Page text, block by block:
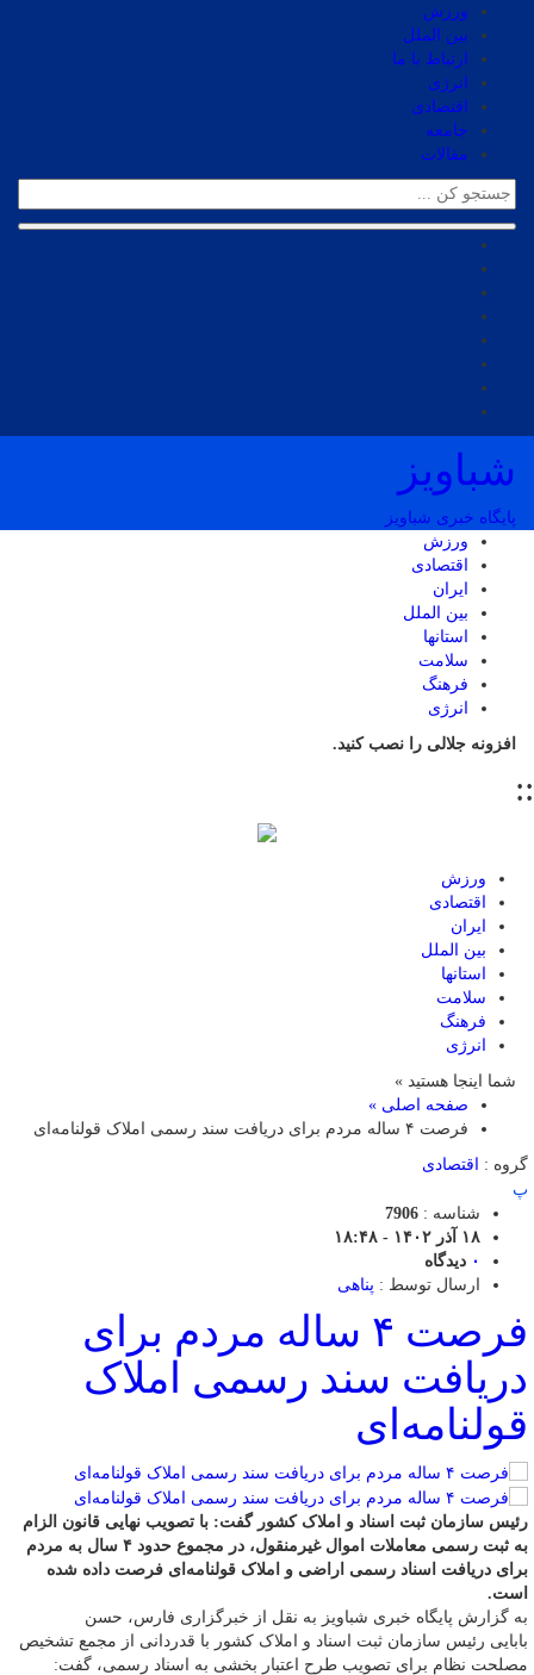
ورزش
بین الملل
ارتباط با ما
انرژی
اقتصادی
جامعه
مقالات
شباویز
پایگاه خبری شباویز
ورزش
اقتصادی
ایران
بین الملل
استانها
سلامت
فرهنگ
انرژی
افزونه جلالی را نصب کنید.
::
ورزش
اقتصادی
ایران
بین الملل
استانها
سلامت
فرهنگ
انرژی
شما اینجا هستید »
صفحه اصلی »
فرصت ۴ ساله مردم برای دریافت سند رسمی املاک قولنامه‌ای
گروه :
اقتصادی
پ
شناسه : 7906
۱۸ آذر ۱۴۰۲ - ۱۸:۴۸
۰ دیدگاه
ارسال توسط : پناهی
فرصت ۴ ساله مردم برای
دریافت سند رسمی املاک
قولنامه‌ای
رئیس سازمان ثبت اسناد و املاک کشور گفت: با تصویب نهایی قانون الزام
به ثبت رسمی معاملات اموال غیرمنقول، در مجموع حدود ۴ سال به مردم
برای دریافت اسناد رسمی اراضی و املاک قولنامه‌ای فرصت داده شده
است.
به گزارش پایگاه خبری شباویز به نقل از خبرگزاری فارس، حسن
بابایی رئیس سازمان ثبت اسناد و املاک کشور با قدردانی از مجمع تشخیص
مصلحت نظام برای تصویب طرح اعتبار بخشی به اسناد رسمی، گفت: